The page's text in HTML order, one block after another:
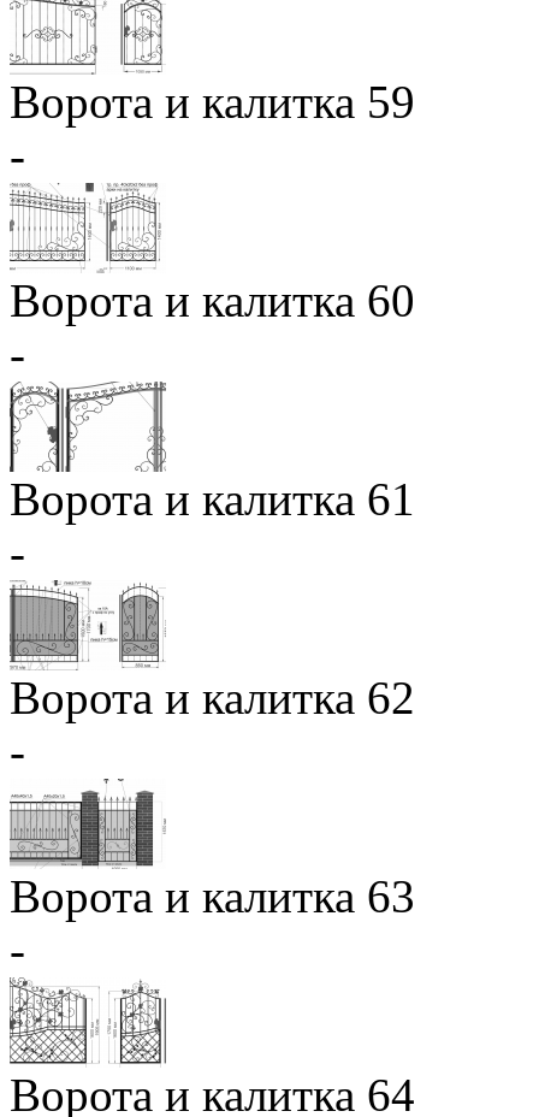
Ворота и калитка 59
-
Ворота и калитка 60
-
Ворота и калитка 61
-
Ворота и калитка 62
-
Ворота и калитка 63
-
Ворота и калитка 64